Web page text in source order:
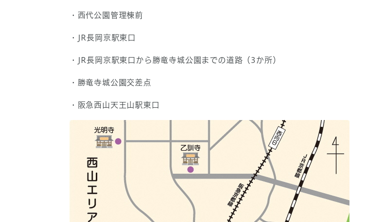
・西代公園管理棟前
・JR長岡京駅東口
・JR長岡京駅東口から勝竜寺城公園までの道路（3か所）
・勝竜寺城公園交差点
・阪急西山天王山駅東口